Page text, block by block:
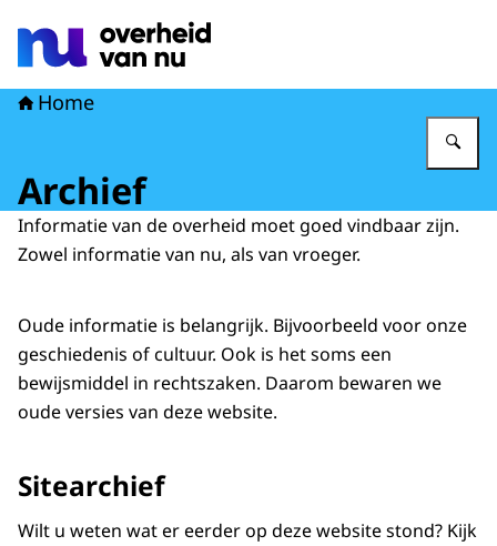
Home
Archief
Informatie van de overheid moet goed vindbaar zijn.
Zowel informatie van nu, als van vroeger.
Oude informatie is belangrijk. Bijvoorbeeld voor onze
geschiedenis of cultuur. Ook is het soms een
bewijsmiddel in rechtszaken. Daarom bewaren we
oude versies van deze website.
Sitearchief
Wilt u weten wat er eerder op deze website stond? Kijk